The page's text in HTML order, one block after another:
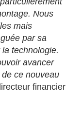
Nous
mais
par sa
technologie.
avancer
ce nouveau
financier